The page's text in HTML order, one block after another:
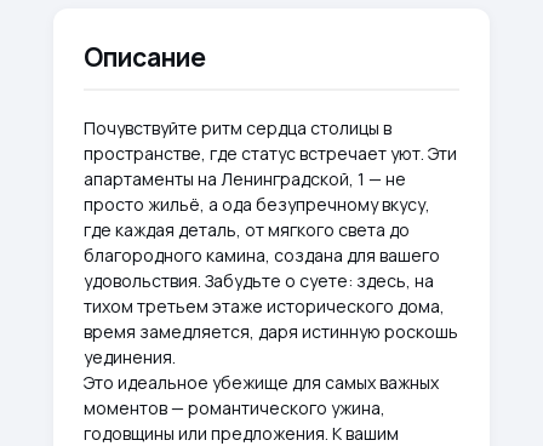
Описание
Почувствуйте ритм сердца столицы в
пространстве, где статус встречает уют. Эти
апартаменты на Ленинградской, 1 — не
просто жильё, а ода безупречному вкусу,
где каждая деталь, от мягкого света до
благородного камина, создана для вашего
удовольствия. Забудьте о суете: здесь, на
тихом третьем этаже исторического дома,
время замедляется, даря истинную роскошь
уединения.
Это идеальное убежище для самых важных
моментов — романтического ужина,
годовщины или предложения. К вашим